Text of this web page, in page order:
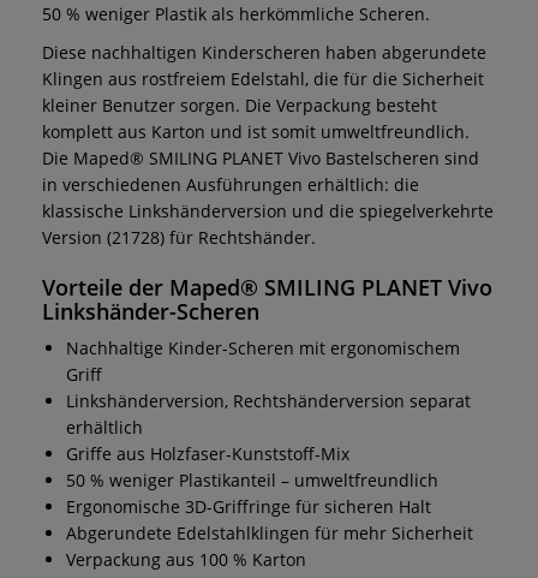
50 % weniger Plastik als herkömmliche Scheren.
Diese nachhaltigen Kinderscheren haben abgerundete
Klingen aus rostfreiem Edelstahl, die für die Sicherheit
kleiner Benutzer sorgen. Die Verpackung besteht
komplett aus Karton und ist somit umweltfreundlich.
Die Maped® SMILING PLANET Vivo Bastelscheren sind
in verschiedenen Ausführungen erhältlich: die
klassische Linkshänderversion und die spiegelverkehrte
Version (21728) für Rechtshänder.
Vorteile der Maped® SMILING PLANET Vivo
Linkshänder-Scheren
Nachhaltige Kinder-Scheren mit ergonomischem
Griff
Linkshänderversion, Rechtshänderversion separat
erhältlich
Griffe aus Holzfaser-Kunststoff-Mix
50 % weniger Plastikanteil – umweltfreundlich
Ergonomische 3D-Griffringe für sicheren Halt
Abgerundete Edelstahlklingen für mehr Sicherheit
Verpackung aus 100 % Karton